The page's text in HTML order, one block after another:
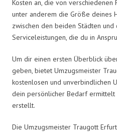
Kosten an, die von verschiedenen
unter anderem die Größe deines
zwischen den beiden Städten
Serviceleistungen, die du in
Um dir einen ersten Überblick
geben, bietet Umzugsmeister
kostenlosen und unverbindlichen
dein persönlicher Bedarf
erstellt.
Die Umzugsmeister Traugott